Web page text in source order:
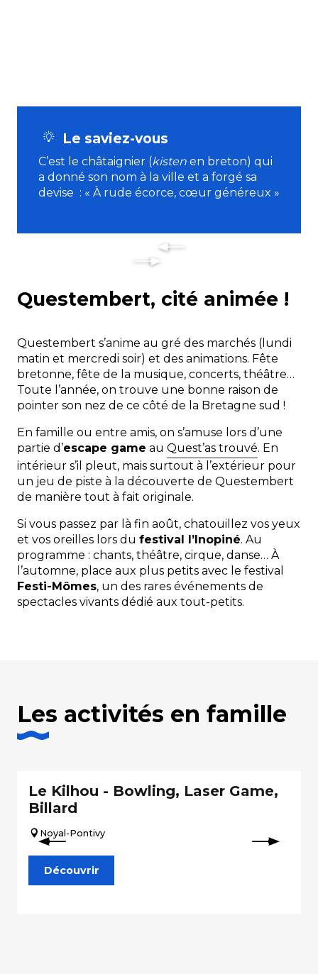
Le saviez-vous
C’est le châtaignier (kisten en breton) qui
a donné son nom à la ville et a forgé sa
devise : « À rude écorce, cœur généreux »
Questembert, cité animée !
Questembert s’anime au gré des marchés (lundi
matin et mercredi soir) et des animations. Fête
bretonne, fête de la musique, concerts, théâtre…
Toute l’année, on trouve une bonne raison de
pointer son nez de ce côté de la Bretagne sud !
En famille ou entre amis, on s’amuse lors d’une
partie d’escape game au Quest’as trouvé. En
intérieur s’il pleut, mais surtout à l’extérieur pour
un jeu de piste à la découverte de Questembert
de manière tout à fait originale.
Si vous passez par là fin août, chatouillez vos yeux
et vos oreilles lors du festival l’Inopiné. Au
programme : chants, théâtre, cirque, danse… À
l’automne, place aux plus petits avec le festival
Festi-Mômes, un des rares événements de
spectacles vivants dédié aux tout-petits.
Les activités en famille
Le Kilhou - Bowling, Laser Game,
Billard
Noyal-Pontivy
Découvrir